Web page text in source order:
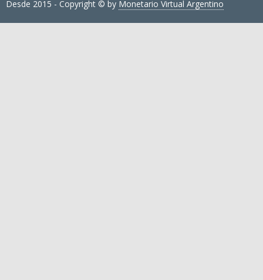
Desde 2015 - Copyright © by Monetario Virtual Argentino